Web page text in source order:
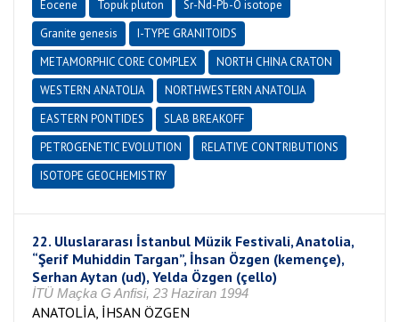
Eocene Topuk pluton
Sr-Nd-Pb-O isotope
Granite genesis
I-TYPE GRANITOIDS
METAMORPHIC CORE COMPLEX
NORTH CHINA CRATON
WESTERN ANATOLIA
NORTHWESTERN ANATOLIA
EASTERN PONTIDES
SLAB BREAKOFF
PETROGENETIC EVOLUTION
RELATIVE CONTRIBUTIONS
ISOTOPE GEOCHEMISTRY
22. Uluslararası İstanbul Müzik Festivali, Anatolia,
“Şerif Muhiddin Targan”, İhsan Özgen (kemençe),
Serhan Aytan (ud), Yelda Özgen (çello)
İTÜ Maçka G Anfisi, 23 Haziran 1994
ANATOLİA, İHSAN ÖZGEN